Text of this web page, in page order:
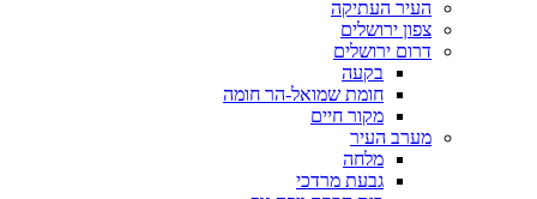
העיר העתיקה
צפון ירושלים
דרום ירושלים
בקעה
חומת שמואל-הר חומה
מקור חיים
מערב העיר
מלחה
גבעת מרדכי